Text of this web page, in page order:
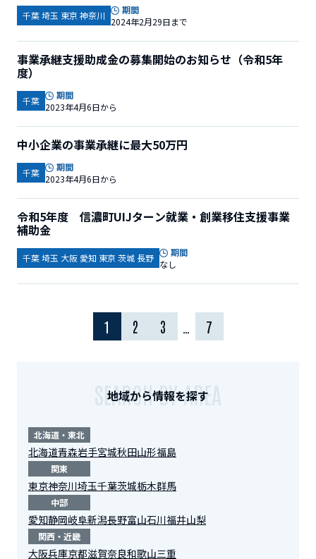
千葉 埼玉 東京 神奈川
期間
2024年2月29日まで
事業承継支援助成金の募集開始のお知らせ（令和5年
度）
千葉
期間
2023年4月6日から
中小企業の事業承継に最大50万円
千葉
期間
2023年4月6日から
令和5年度 信濃町UIJターン就業・創業移住支援事業
補助金
千葉 埼玉 大阪 愛知 東京 茨城 長野
期間
なし
1 2 3 7
地域から情報を探す
SEARCH BY AREA
北海道・東北
北海道青森岩手宮城秋田山形福島
関東
東京神奈川埼玉千葉茨城栃木群馬
中部
愛知静岡岐阜新潟長野富山石川福井山梨
関西・近畿
大阪兵庫京都滋賀奈良和歌山三重